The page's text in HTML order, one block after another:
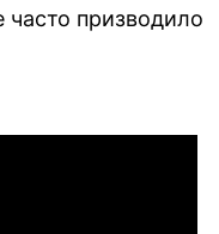
часто призводило